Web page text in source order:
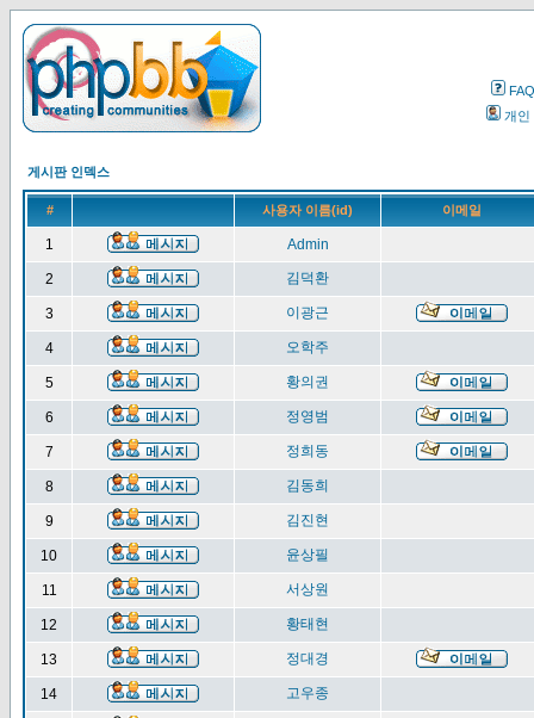
FAQ
개인
게시판 인덱스
# 사용자 이름(id) 이메일
1 Admin
2 김덕환
3 이광근
4 오학주
5 황의권
6 정영범
7 정희동
8 김동희
9 김진현
10 윤상필
11 서상원
12 황태현
13 정대경
14 고우종